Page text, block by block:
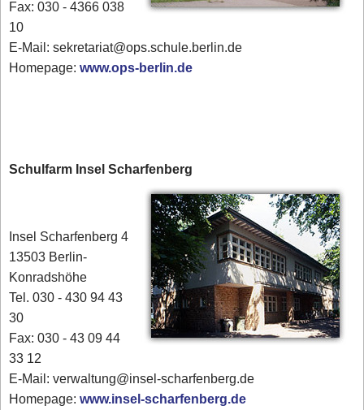
Fax: 030 - 4366 038
10
E-Mail: sekretariat@ops.schule.berlin.de
Homepage:www.ops-berlin.de
Schulfarm Insel Scharfenberg
Insel Scharfenberg 4
13503 Berlin-
Konradshöhe
Tel. 030 - 430 94 43
30
Fax: 030 - 43 09 44
33 12
E-Mail: verwaltung@insel-scharfenberg.de
Homepage:www.insel-scharfenberg.de